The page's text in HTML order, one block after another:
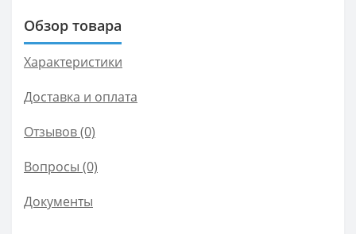
Обзор товара
Характеристики
Доставка и оплата
Отзывов (0)
Вопросы (0)
Документы